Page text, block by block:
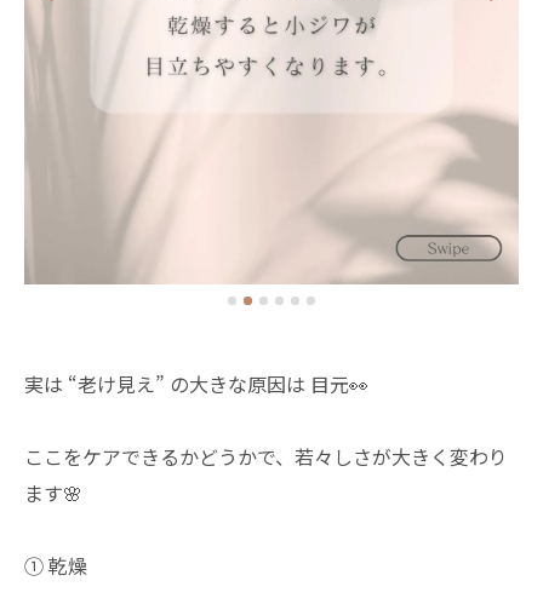
実は “老け見え” の大きな原因は 目元👀
ここをケアできるかどうかで、若々しさが大きく変わり
ます🌸
① 乾燥